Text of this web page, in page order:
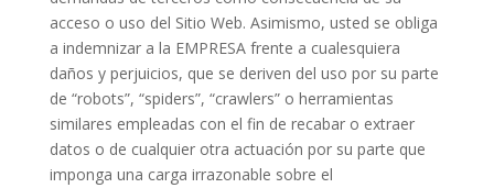
acceso o uso del Sitio Web. Asimismo, usted se obliga
a indemnizar a la EMPRESA frente a cualesquiera
daños y perjuicios, que se deriven del uso por su parte
de “robots”, “spiders”, “crawlers” o herramientas
similares empleadas con el fin de recabar o extraer
datos o de cualquier otra actuación por su parte que
imponga una carga irrazonable sobre el